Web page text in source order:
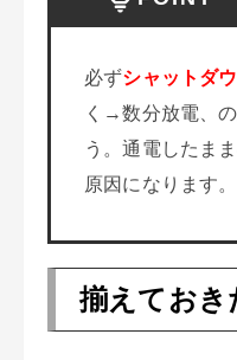
必ずシャットダ
く→数分放電、
う。通電したま
原因になります。
揃えておき